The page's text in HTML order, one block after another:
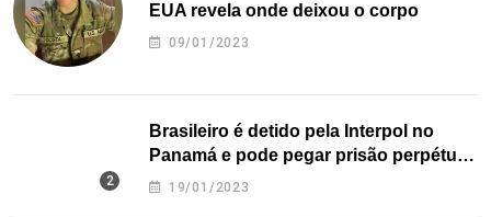
EUA revela onde deixou o corpo
09/01/2023
Brasileiro é detido pela Interpol no
Panamá e pode pegar prisão perpétua
nos EUA
19/01/2023